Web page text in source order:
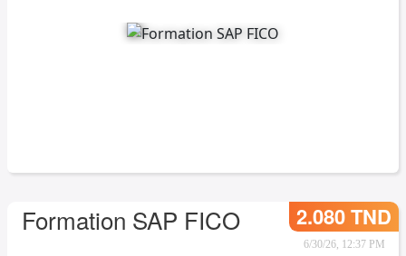
Formation SAP FICO 2.080 TND
6/30/26, 12:37 PM